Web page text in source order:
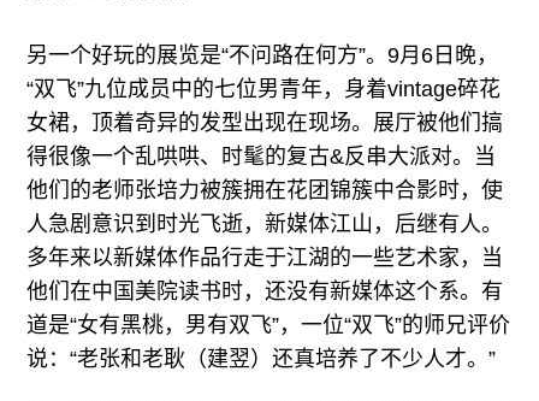
另一个好玩的展览是“不问路在何方”。9月6日晚，
“双飞”九位成员中的七位男青年，身着vintage碎花
女裙，顶着奇异的发型出现在现场。展厅被他们搞
得很像一个乱哄哄、时髦的复古&反串大派对。当
他们的老师张培力被簇拥在花团锦簇中合影时，使
人急剧意识到时光飞逝，新媒体江山，后继有人。
多年来以新媒体作品行走于江湖的一些艺术家，当
他们在中国美院读书时，还没有新媒体这个系。有
道是“女有黑桃，男有双飞”，一位“双飞”的师兄评价
说：“老张和老耿（建翌）还真培养了不少人才。”